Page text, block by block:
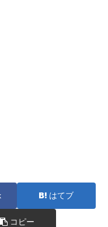
はてブ
コピー